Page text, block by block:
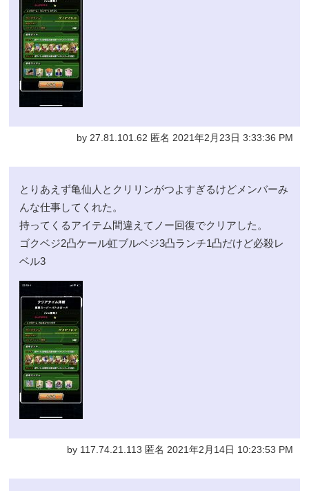
by 27.81.101.62 匿名 2021年2月23日 3:33:36 PM
とりあえず亀仙人とクリリンがつよすぎるけどメンバーみ
んな仕事してくれた。
持ってくるアイテム間違えてノー回復でクリアした。
ゴクベジ2凸ケール虹ブルベジ3凸ランチ1凸だけど必殺レ
ベル3
by 117.74.21.113 匿名 2021年2月14日 10:23:53 PM